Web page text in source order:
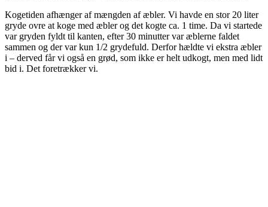
Kogetiden afhænger af mængden af æbler. Vi havde en stor 20 liter
gryde ovre at koge med æbler og det kogte ca. 1 time. Da vi startede
var gryden fyldt til kanten, efter 30 minutter var æblerne faldet
sammen og der var kun 1/2 grydefuld. Derfor hældte vi ekstra æbler
i – derved får vi også en grød, som ikke er helt udkogt, men med lidt
bid i. Det foretrækker vi.